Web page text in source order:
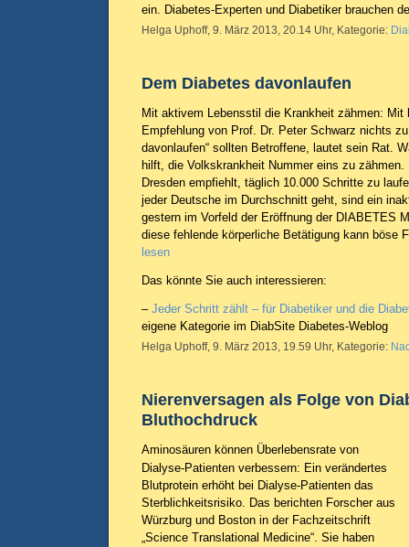
ein. Diabetes-Experten und Diabetiker brauchen
Helga Uphoff, 9. März 2013, 20.14 Uhr, Kategorie:
Dem Diabetes davonlaufen
Mit aktivem Lebensstil die Krankheit zähmen: Mit
Empfehlung von Prof. Dr. Peter Schwarz nichts
davonlaufen“ sollten Betroffene, lautet sein Rat.
hilft, die Volkskrankheit Nummer eins zu zähmen.
Dresden empfiehlt, täglich 10.000 Schritte zu
jeder Deutsche im Durchschnitt geht, sind ein
gestern im Vorfeld der Eröffnung der DIABETES
diese fehlende körperliche Betätigung kann böse
lesen
Das könnte Sie auch interessieren:
– Jeder Schritt zählt – für Diabetiker und die
eigene Kategorie im DiabSite Diabetes-Weblog
Helga Uphoff, 9. März 2013, 19.59 Uhr, Kategorie:
Nierenversagen als Folge von
Bluthochdruck
Aminosäuren können Überlebensrate von
Dialyse-Patienten verbessern: Ein verändertes
Blutprotein erhöht bei Dialyse-Patienten das
Sterblichkeitsrisiko. Das berichten Forscher aus
Würzburg und Boston in der Fachzeitschrift
„Science Translational Medicine“. Sie haben